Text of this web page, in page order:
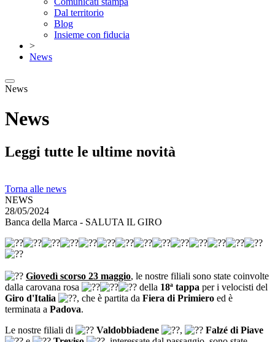
Dal territorio
Blog
Insieme con fiducia
>
News
News
News
Leggi tutte le ultime novità
Torna alle news
NEWS
28/05/2024
Banca della Marca - SALUTA IL GIRO
Giovedì scorso 23 maggio, le nostre filiali sono state coinvolte
dalla carovana rosa
della 18ª tappa per i velocisti del
Giro d'Italia
, che è partita da Fiera di Primiero ed è
terminata a Padova.
Le nostre filiali di
Valdobbiadene ,
Falzé di Piave